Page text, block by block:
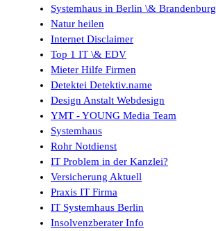
Systemhaus in Berlin \& Brandenburg
Natur heilen
Internet Disclaimer
Top 1 IT \& EDV
Mieter Hilfe Firmen
Detektei Detektiv.name
Design Anstalt Webdesign
YMT - YOUNG Media Team
Systemhaus
Rohr Notdienst
IT Problem in der Kanzlei?
Versicherung Aktuell
Praxis IT Firma
IT Systemhaus Berlin
Insolvenzberater Info